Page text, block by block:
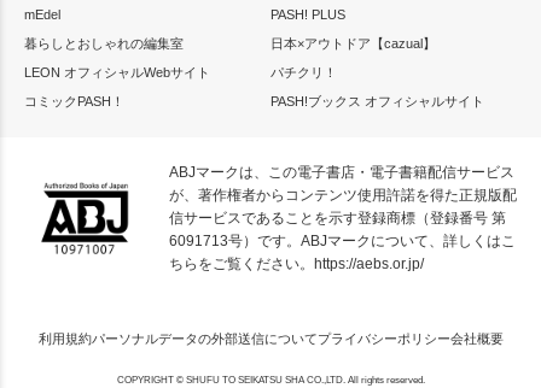
mEdel
PASH! PLUS
暮らしとおしゃれの編集室
日本×アウトドア【cazual】
LEON オフィシャルWebサイト
パチクリ！
コミックPASH！
PASH!ブックス オフィシャルサイト
ABJマークは、この電子書店・電子書籍配信サービス
が、著作権者からコンテンツ使用許諾を得た正規版配
信サービスであることを示す登録商標（登録番号 第
6091713号）です。ABJマークについて、詳しくはこ
ちらをご覧ください。 https://aebs.or.jp/
利用規約パーソナルデータの外部送信についてプライバシーポリシー会社概要
COPYRIGHT © SHUFU TO SEIKATSU SHA CO.,LTD. All rights reserved.